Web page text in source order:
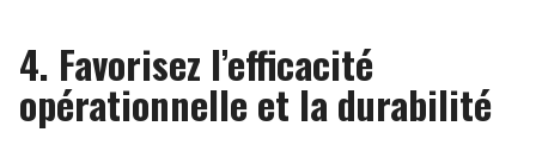
4. Favorisez l’efficacité
opérationnelle et la durabilité